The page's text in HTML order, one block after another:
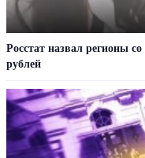
Росстат назвал регионы
рублей